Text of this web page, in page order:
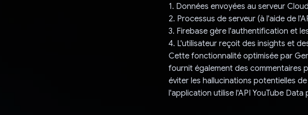
1. Données envoyées au serveur
2. Processus de serveur (à l'aide de
3. Firebase gère l'authentification et
4. L'utilisateur reçoit des insights et
Cette fonctionnalité optimisée par
fournit également des commentaires
éviter les hallucinations potentielles
l'application utilise l'API YouTube